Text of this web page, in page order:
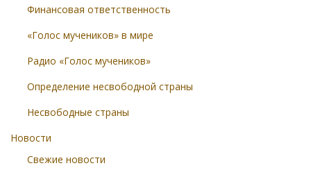
Финансовая ответственность
«Голос мучеников» в мире
Радио «Голос мучеников»
Определение несвободной страны
Несвободные страны
Новости
Свежие новости